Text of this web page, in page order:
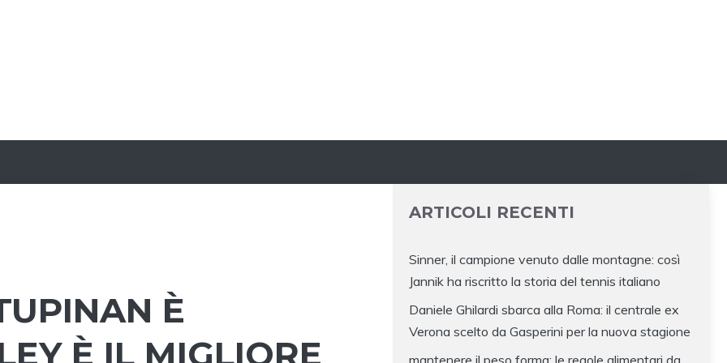
È
È IL MIGLIORE
ARTICOLI RECENTI
Sinner, il campione venuto dalle montagne: così
Jannik ha riscritto la storia del tennis italiano
Daniele Ghilardi sbarca alla Roma: il centrale ex
Verona scelto da Gasperini per la nuova stagione